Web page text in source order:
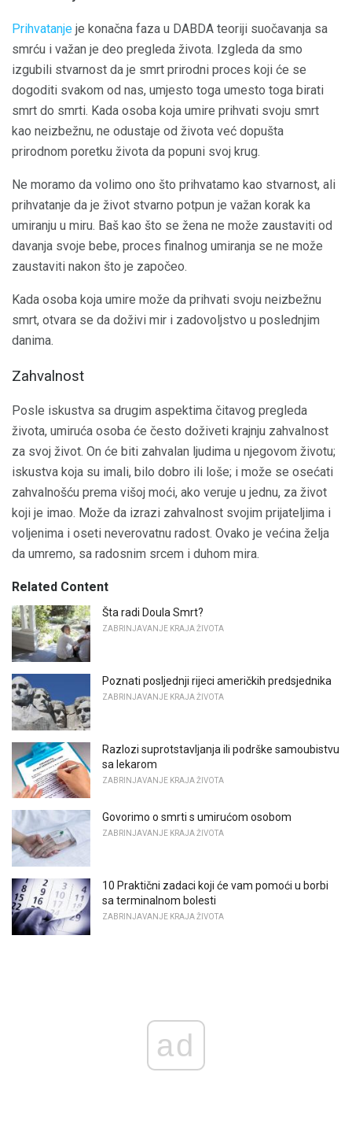
Prihvatanje je konačna faza u DABDA teoriji suočavanja sa
smrću i važan je deo pregleda života. Izgleda da smo
izgubili stvarnost da je smrt prirodni proces koji će se
dogoditi svakom od nas, umjesto toga umesto toga birati
smrt do smrti. Kada osoba koja umire prihvati svoju smrt
kao neizbežnu, ne odustaje od života već dopušta
prirodnom poretku života da popuni svoj krug.
Ne moramo da volimo ono što prihvatamo kao stvarnost, ali
prihvatanje da je život stvarno potpun je važan korak ka
umiranju u miru. Baš kao što se žena ne može zaustaviti od
davanja svoje bebe, proces finalnog umiranja se ne može
zaustaviti nakon što je započeo.
Kada osoba koja umire može da prihvati svoju neizbežnu
smrt, otvara se da doživi mir i zadovoljstvo u poslednjim
danima.
Zahvalnost
Posle iskustva sa drugim aspektima čitavog pregleda
života, umiruća osoba će često doživeti krajnju zahvalnost
za svoj život. On će biti zahvalan ljudima u njegovom životu;
iskustva koja su imali, bilo dobro ili loše; i može se osećati
zahvalnošću prema višoj moći, ako veruje u jednu, za život
koji je imao. Može da izrazi zahvalnost svojim prijateljima i
voljenima i oseti neverovatnu radost. Ovako je većina želja
da umremo, sa radosnim srcem i duhom mira.
Related Content
Šta radi Doula Smrt?
ZABRINJAVANJE KRAJA ŽIVOTA
Poznati posljednji rijeci američkih predsjednika
ZABRINJAVANJE KRAJA ŽIVOTA
Razlozi suprotstavljanja ili podrške samoubistvu
sa lekarom
ZABRINJAVANJE KRAJA ŽIVOTA
Govorimo o smrti s umirućom osobom
ZABRINJAVANJE KRAJA ŽIVOTA
10 Praktični zadaci koji će vam pomoći u borbi
sa terminalnom bolesti
ZABRINJAVANJE KRAJA ŽIVOTA
ad